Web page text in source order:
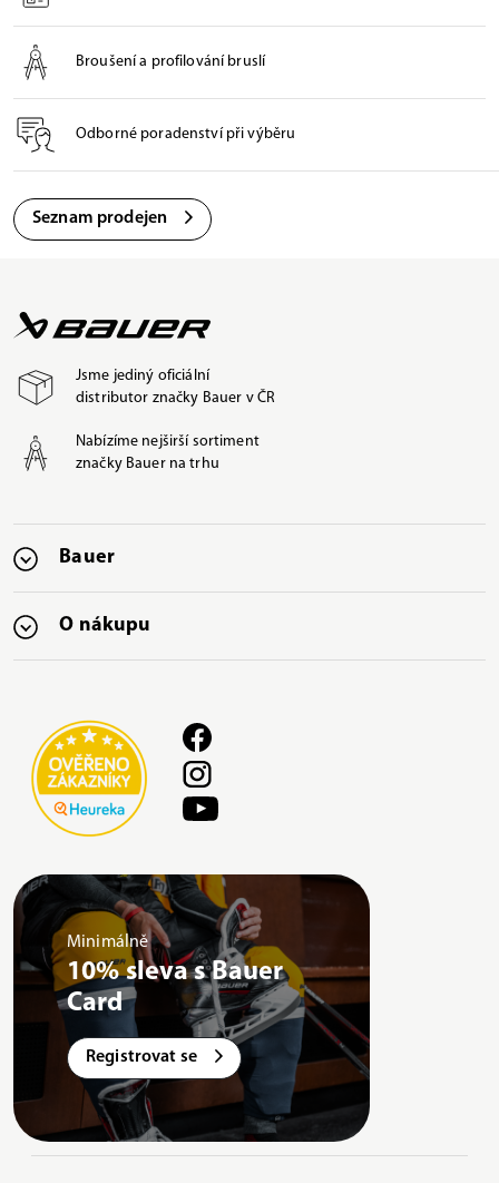
Broušení a profilování bruslí
Odborné poradenství při výběru
Seznam prodejen
Jsme jediný oficiální
distributor značky Bauer v ČR
Nabízíme nejširší sortiment
značky Bauer na trhu
Bauer
O nákupu
Minimálně
10% sleva s Bauer
Card
Registrovat se